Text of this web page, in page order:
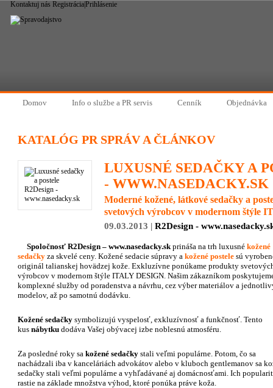
Kontaktuj nás RegistráciaPrihlásenie
Domov Info o službe a PR servis Cenník Objednávka
KATALÓG PR SPRÁV A ČLÁNKOV
LUXUSNÉ SEDAČKY A
- WWW.NASEDACKY.SK
Moderné kožené, látkové sedačky a
svetových výrobcov v modernom štýle
09.03.2013 | R2Design -
Spoločnosť R2Design – www.nasedacky.skprináša na trh luxusné kožené
sedačky za skvelé ceny. Kožené sedacie súpravy a kožené postele sú
originál talianskej hovädzej kože. Exkluzívne ponúkame produkty
výrobcov v modernom štýle ITALY DESIGN. Našim zákazníkom
komplexné služby od poradenstva a návrhu, cez výber materiálov a
modelov, až po samotnú dodávku.
Kožené sedačky symbolizujú vyspelosť, exkluzívnosť a funkčnosť. Tento
kus nábytku dodáva Vašej obývacej izbe noblesnú atmosféru.
Za posledné roky sa kožené sedačky stali veľmi populárne. Potom, čo sa
nachádzali iba v kanceláriách advokátov alebo v kluboch gentlemanov sa
sedačky stali veľmi populárne a vyhľadávané aj domácnosťami. Ich
rastie na základe množstva výhod, ktoré ponúka práve koža.